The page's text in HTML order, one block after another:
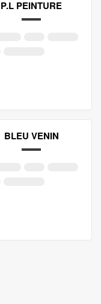
P.L PEINTURE
BLEU VENIN